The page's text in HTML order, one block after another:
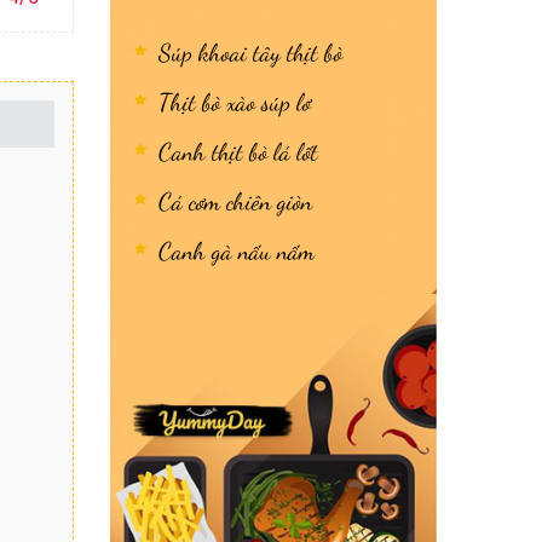
Súp khoai tây thịt bò
Thịt bò xào súp lơ
Canh thịt bò lá lốt
Cá cơm chiên giòn
Canh gà nấu nấm